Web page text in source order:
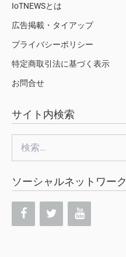
IoTNEWSとは
広告掲載・タイアップ
プライバシーポリシー
特定商取引法に基づく表示
お問合せ
サイト内検索
索:
ソーシャルネットワーク